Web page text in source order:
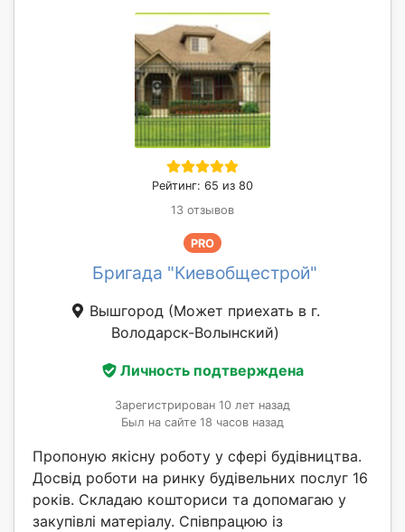
Рейтинг: 65 из 80
13 отзывов
PRO
Бригада "Киевобщестрой"
Вышгород (Может приехать в г.
Володарск-Волынский)
Личность подтверждена
Зарегистрирован 10 лет назад
Был на сайте 18 часов назад
Пропоную якісну роботу у сфері будівництва.
Досвід роботи на ринку будівельних послуг 16
років. Складаю кошториси та допомагаю у
закупівлі матеріалу. Співпрацюю із